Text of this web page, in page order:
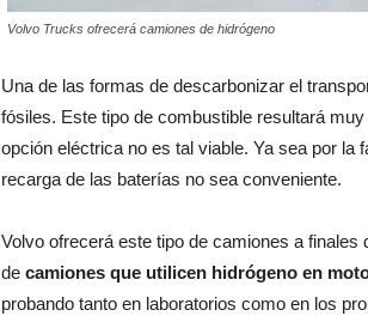
Volvo Trucks ofrecerá camiones de hidrógeno
Una de las formas de descarbonizar el
fósiles. Este tipo de combustible resultará
opción eléctrica no es tal viable. Ya sea por la
recarga de las baterías no sea conveniente.
Volvo ofrecerá este tipo de camiones a
de camiones que utilicen hidrógeno en
probando tanto en laboratorios como en los